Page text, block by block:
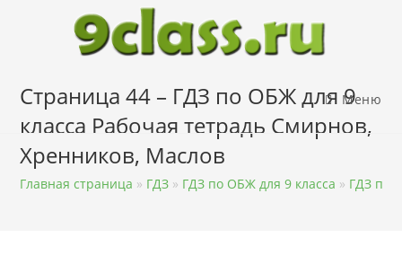
содержимому
Меню
Страница 44 – ГДЗ по ОБЖ для 9
класса Рабочая тетрадь Смирнов,
Хренников, Маслов
Главная страница » ГДЗ » ГДЗ по ОБЖ для 9 класса » ГДЗ по